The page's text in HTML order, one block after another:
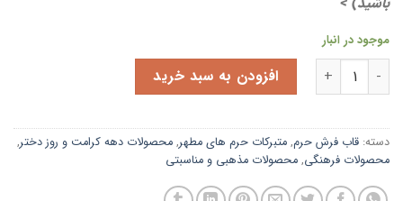
موجود در انبار
قاب فرش متبرک حرم امام رضا (ع) | سایز 20*20 | بهمراه بارکد اصالت | تک و عمده عدد
افزودن به سبد خرید
دسته: قاب فرش حرم, متبرکات حرم های مطهر, محصولات دهه کرامت و روز دختر,
محصولات فرهنگی, محصولات مذهبی و مناسبتی